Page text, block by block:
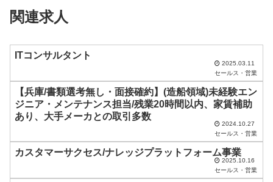
ー
ド
の
ま
ま
に
関連求人
ITコンサルタント
2025.03.11
セールス・営業
【兵庫/書類選考無し・面接確約】(造船領域)未経験エン
ジニア・メンテナンス担当/残業20時間以内、家賃補助
あり、大手メーカとの取引多数
2024.10.27
セールス・営業
カスタマーサクセス/ナレッジプラットフォーム事業
2025.10.16
セールス・営業